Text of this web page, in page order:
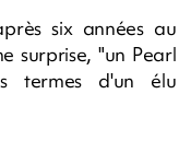
six années au
surprise, "un Pearl
termes d'un élu